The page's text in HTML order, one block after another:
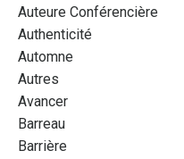
Auteure Conférencière
Authenticité
Automne
Autres
Avancer
Barreau
Barrière